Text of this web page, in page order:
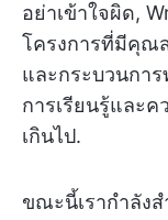
อย่าเข้าใจผิด,
โครงการที่มีคุณ
และกระบวนกา
การเรียนรู้และ
เกินไป.
ขณะนี้เรากำลัง